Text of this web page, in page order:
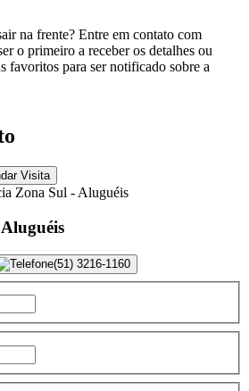
na frente? Entre em contato com
o primeiro a receber os detalhes ou
favoritos para ser notificado sobre a
Visita
(51) 3216-1160